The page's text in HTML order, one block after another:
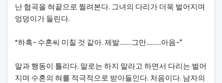
난 협곡을 혀끝으로 찔려본다. 그녀의 다리가 더욱 벌어지며
엉덩이가 들린다.
“하흑~ 수혼씨 미칠 것 같아. 제발........그만..........아음~”
말과 행동이 틀리다. 말로는 하지 말라고 하면서 다리는 벌어
지며 수혼의 혀를 적극적으로 받아들인다. 처음이다. 남자의